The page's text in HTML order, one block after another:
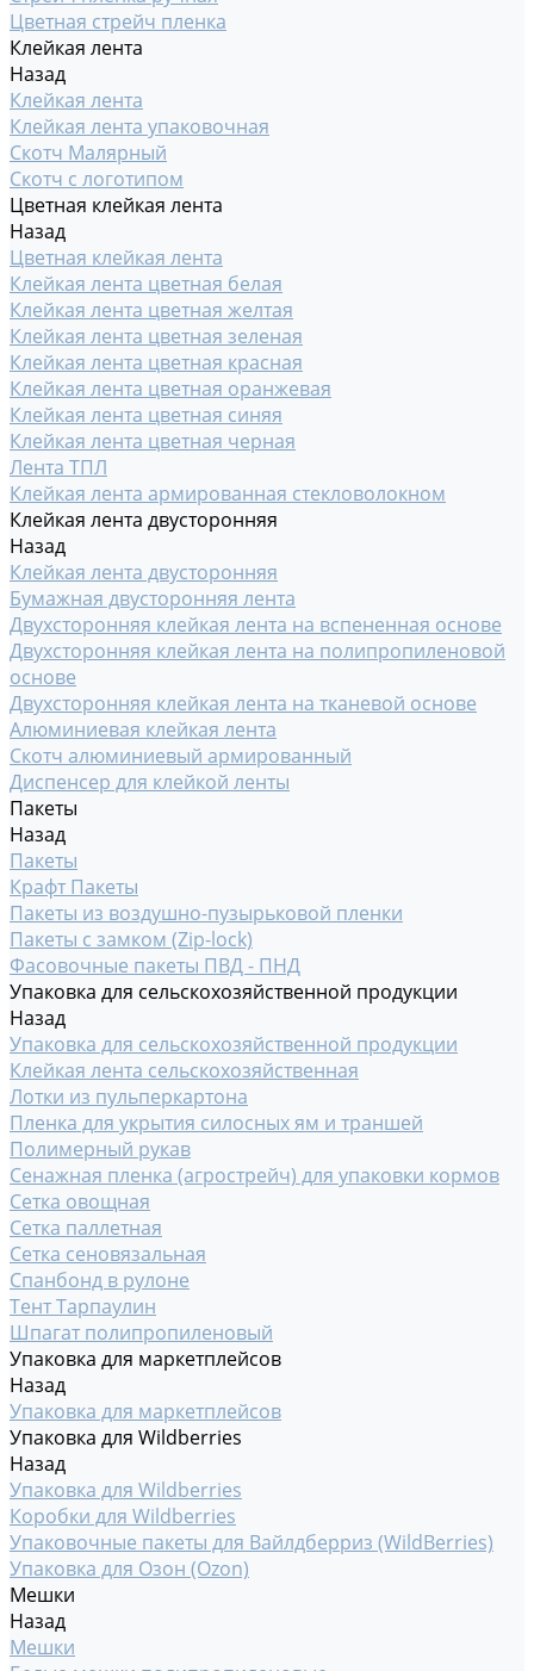
Цветная стрейч пленка
Клейкая лента
Назад
Клейкая лента
Клейкая лента упаковочная
Скотч Малярный
Скотч с логотипом
Цветная клейкая лента
Назад
Цветная клейкая лента
Клейкая лента цветная белая
Клейкая лента цветная желтая
Клейкая лента цветная зеленая
Клейкая лента цветная красная
Клейкая лента цветная оранжевая
Клейкая лента цветная синяя
Клейкая лента цветная черная
Лента ТПЛ
Клейкая лента армированная стекловолокном
Клейкая лента двусторонняя
Назад
Клейкая лента двусторонняя
Бумажная двусторонняя лента
Двухсторонняя клейкая лента на вспененная основе
Двухсторонняя клейкая лента на полипропиленовой
основе
Двухсторонняя клейкая лента на тканевой основе
Алюминиевая клейкая лента
Скотч алюминиевый армированный
Диспенсер для клейкой ленты
Пакеты
Назад
Пакеты
Крафт Пакеты
Пакеты из воздушно-пузырьковой пленки
Пакеты с замком (Zip-lock)
Фасовочные пакеты ПВД - ПНД
Упаковка для сельскохозяйственной продукции
Назад
Упаковка для сельскохозяйственной продукции
Клейкая лента сельскохозяйственная
Лотки из пульперкартона
Пленка для укрытия силосных ям и траншей
Полимерный рукав
Сенажная пленка (агрострейч) для упаковки кормов
Сетка овощная
Сетка паллетная
Сетка сеновязальная
Спанбонд в рулоне
Тент Тарпаулин
Шпагат полипропиленовый
Упаковка для маркетплейсов
Назад
Упаковка для маркетплейсов
Упаковка для Wildberries
Назад
Упаковка для Wildberries
Коробки для Wildberries
Упаковочные пакеты для Вайлдберриз (WildBerries)
Упаковка для Озон (Ozon)
Мешки
Назад
Мешки